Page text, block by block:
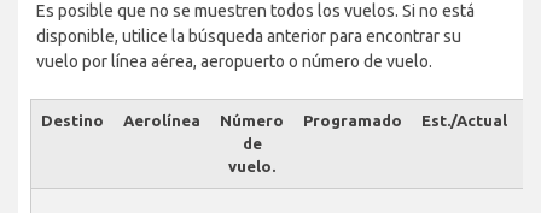
Es posible que no se muestren todos los vuelos. Si no está
disponible, utilice la búsqueda anterior para encontrar su
vuelo por línea aérea, aeropuerto o número de vuelo.
Destino Aerolínea
Número
de
vuelo.
Programado Est./Actual